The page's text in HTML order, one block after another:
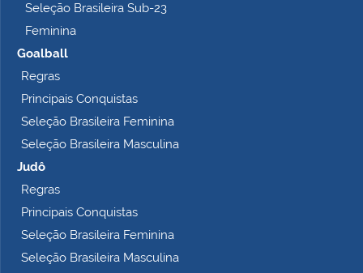
Seleção Brasileira Sub-23
Feminina
Goalball
Regras
Principais Conquistas
Seleção Brasileira Feminina
Seleção Brasileira Masculina
Judô
Regras
Principais Conquistas
Seleção Brasileira Feminina
Seleção Brasileira Masculina